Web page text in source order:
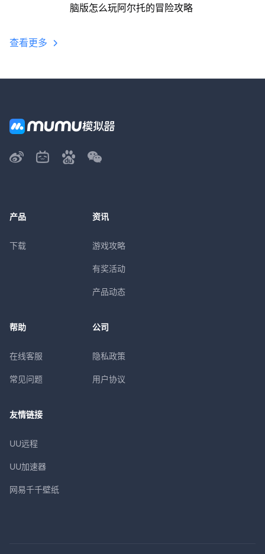
脑版怎么玩阿尔托的冒险攻略
查看更多
产品
下载
资讯
游戏攻略
有奖活动
产品动态
帮助
在线客服
常见问题
公司
隐私政策
用户协议
友情链接
UU远程
UU加速器
网易千千壁纸